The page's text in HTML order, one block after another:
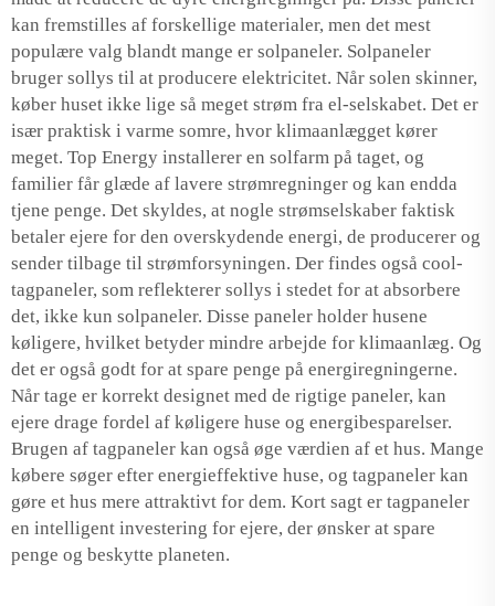
kan fremstilles af forskellige materialer, men det mest
populære valg blandt mange er solpaneler. Solpaneler
bruger sollys til at producere elektricitet. Når solen skinner,
køber huset ikke lige så meget strøm fra el-selskabet. Det er
især praktisk i varme somre, hvor klimaanlægget kører
meget. Top Energy installerer en solfarm på taget, og
familier får glæde af lavere strømregninger og kan endda
tjene penge. Det skyldes, at nogle strømselskaber faktisk
betaler ejere for den overskydende energi, de producerer og
sender tilbage til strømforsyningen. Der findes også cool-
tagpaneler, som reflekterer sollys i stedet for at absorbere
det, ikke kun solpaneler. Disse paneler holder husene
køligere, hvilket betyder mindre arbejde for klimaanlæg. Og
det er også godt for at spare penge på energiregningerne.
Når tage er korrekt designet med de rigtige paneler, kan
ejere drage fordel af køligere huse og energibesparelser.
Brugen af tagpaneler kan også øge værdien af et hus. Mange
købere søger efter energieffektive huse, og tagpaneler kan
gøre et hus mere attraktivt for dem. Kort sagt er tagpaneler
en intelligent investering for ejere, der ønsker at spare
penge og beskytte planeten.